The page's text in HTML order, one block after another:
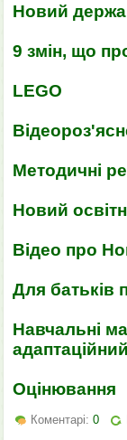
Новий
9 змін, що
LEGO
Методичні
Новий
Відео про
Для батьків
Навчальні
Оцінювання
Коментарі: 0